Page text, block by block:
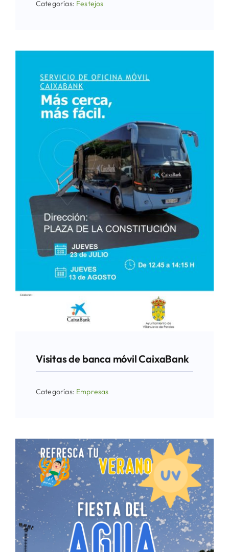
Categorías: Festejos
Visitas de banca móvil CaixaBank
Categorías: Empresas